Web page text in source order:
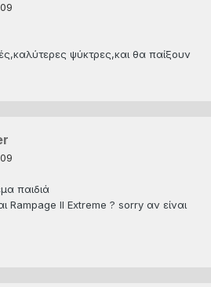
ψύκτρες,και θα παίξουν
παιδιά
Rampage II Extreme ? sorry αν είναι